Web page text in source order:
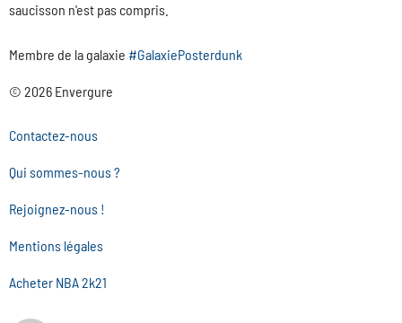
saucisson n'est pas compris.
Membre de la galaxie #GalaxiePosterdunk
© 2026 Envergure
Contactez-nous
Qui sommes-nous ?
Rejoignez-nous !
Mentions légales
Acheter NBA 2k21